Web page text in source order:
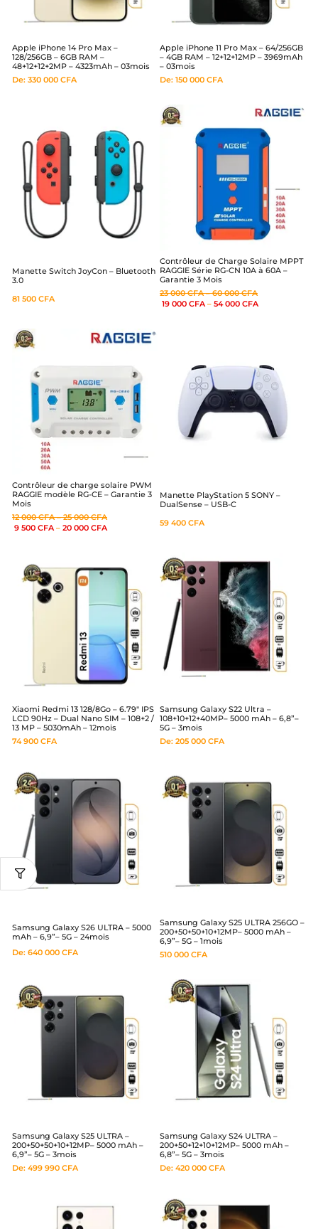
Apple iPhone 14 Pro Max –
128/256GB – 6GB RAM –
48+12+12+2MP – 4323mAh – 03mois
De: 330 000 CFA
Apple iPhone 11 Pro Max – 64/256GB
– 4GB RAM – 12+12+12MP – 3969mAh
– 03mois
De: 150 000 CFA
Manette Switch JoyCon – Bluetooth
3.0
81 500 CFA
Contrôleur de Charge Solaire MPPT
RAGGIE Série RG-CN 10A à 60A –
Garantie 3 Mois
23 000CFA–60 000CFA
19 000 CFA– 54 000 CFA
Contrôleur de charge solaire PWM
RAGGIE modèle RG-CE – Garantie 3
Mois
12 000CFA–25 000CFA
9 500 CFA– 20 000 CFA
Manette PlayStation 5 SONY –
DualSense – USB-C
59 400 CFA
Xiaomi Redmi 13 128/8Go – 6.79″ IPS
LCD 90Hz – Dual Nano SIM – 108+2 /
13 MP – 5030mAh – 12mois
74 900 CFA
Samsung Galaxy S22 Ultra –
108+10+12+40MP– 5000 mAh – 6,8”–
5G – 3mois
De: 205 000 CFA
Samsung Galaxy S26 ULTRA – 5000
mAh – 6,9”– 5G – 24mois
De: 640 000 CFA
Samsung Galaxy S25 ULTRA 256GO –
200+50+50+10+12MP– 5000 mAh –
6,9”– 5G – 1mois
510 000 CFA
Samsung Galaxy S25 ULTRA –
200+50+50+10+12MP– 5000 mAh –
6,9”– 5G – 3mois
De: 499 990 CFA
Samsung Galaxy S24 ULTRA –
200+50+12+10+12MP– 5000 mAh –
6,8”– 5G – 3mois
De: 420 000 CFA